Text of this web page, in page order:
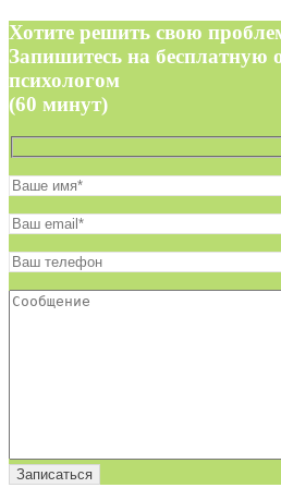
Хотите решить свою
Запишитесь на бесплатную
психологом
(60 минут)